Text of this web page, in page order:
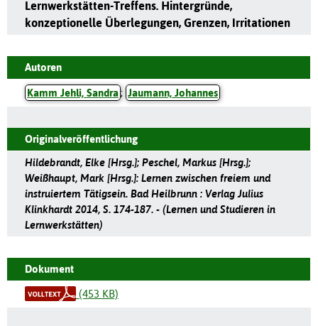
Lernwerkstätten-Treffens. Hintergründe,
konzeptionelle Überlegungen, Grenzen, Irritationen
Autoren
Kamm Jehli, Sandra; Jaumann, Johannes
Originalveröffentlichung
Hildebrandt, Elke [Hrsg.]; Peschel, Markus [Hrsg.];
Weißhaupt, Mark [Hrsg.]: Lernen zwischen freiem und
instruiertem Tätigsein. Bad Heilbrunn : Verlag Julius
Klinkhardt 2014, S. 174-187. - (Lernen und Studieren in
Lernwerkstätten)
Dokument
(453 KB)